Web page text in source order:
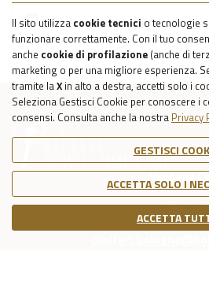
Il sito utilizza cookie tecnici o tecnologie
funzionare correttamente. Con il tuo
anche cookie di profilazione (anche di
marketing o per una migliore esperienza.
tramite laX in alto a destra, accetti solo i
Seleziona Gestisci Cookie per conoscere i
consensi. Consulta anche la nostra Privacy
GESTISCI
ACCETTA SOLO I
ACCETTA
Prospetto
Via della
C.F./P.IVA
Capitale